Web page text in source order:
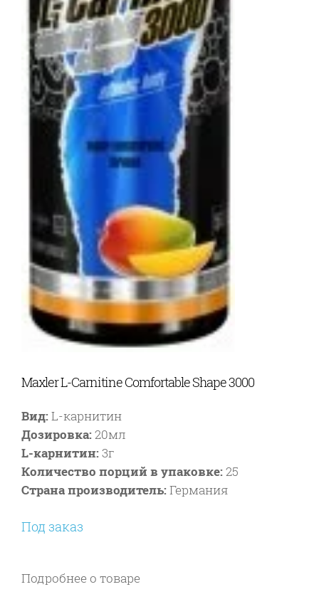
Maxler L-Carnitine Comfortable Shape 3000
Вид:L-карнитин
Дозировка:20мл
L-карнитин:3г
Количество порций в упаковке:25
Страна производитель:Германия
Под заказ
Подробнее о товаре